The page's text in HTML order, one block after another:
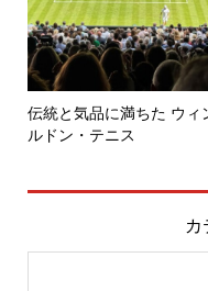
伝統と気品に満ちた ウィ
ルドン・テニス